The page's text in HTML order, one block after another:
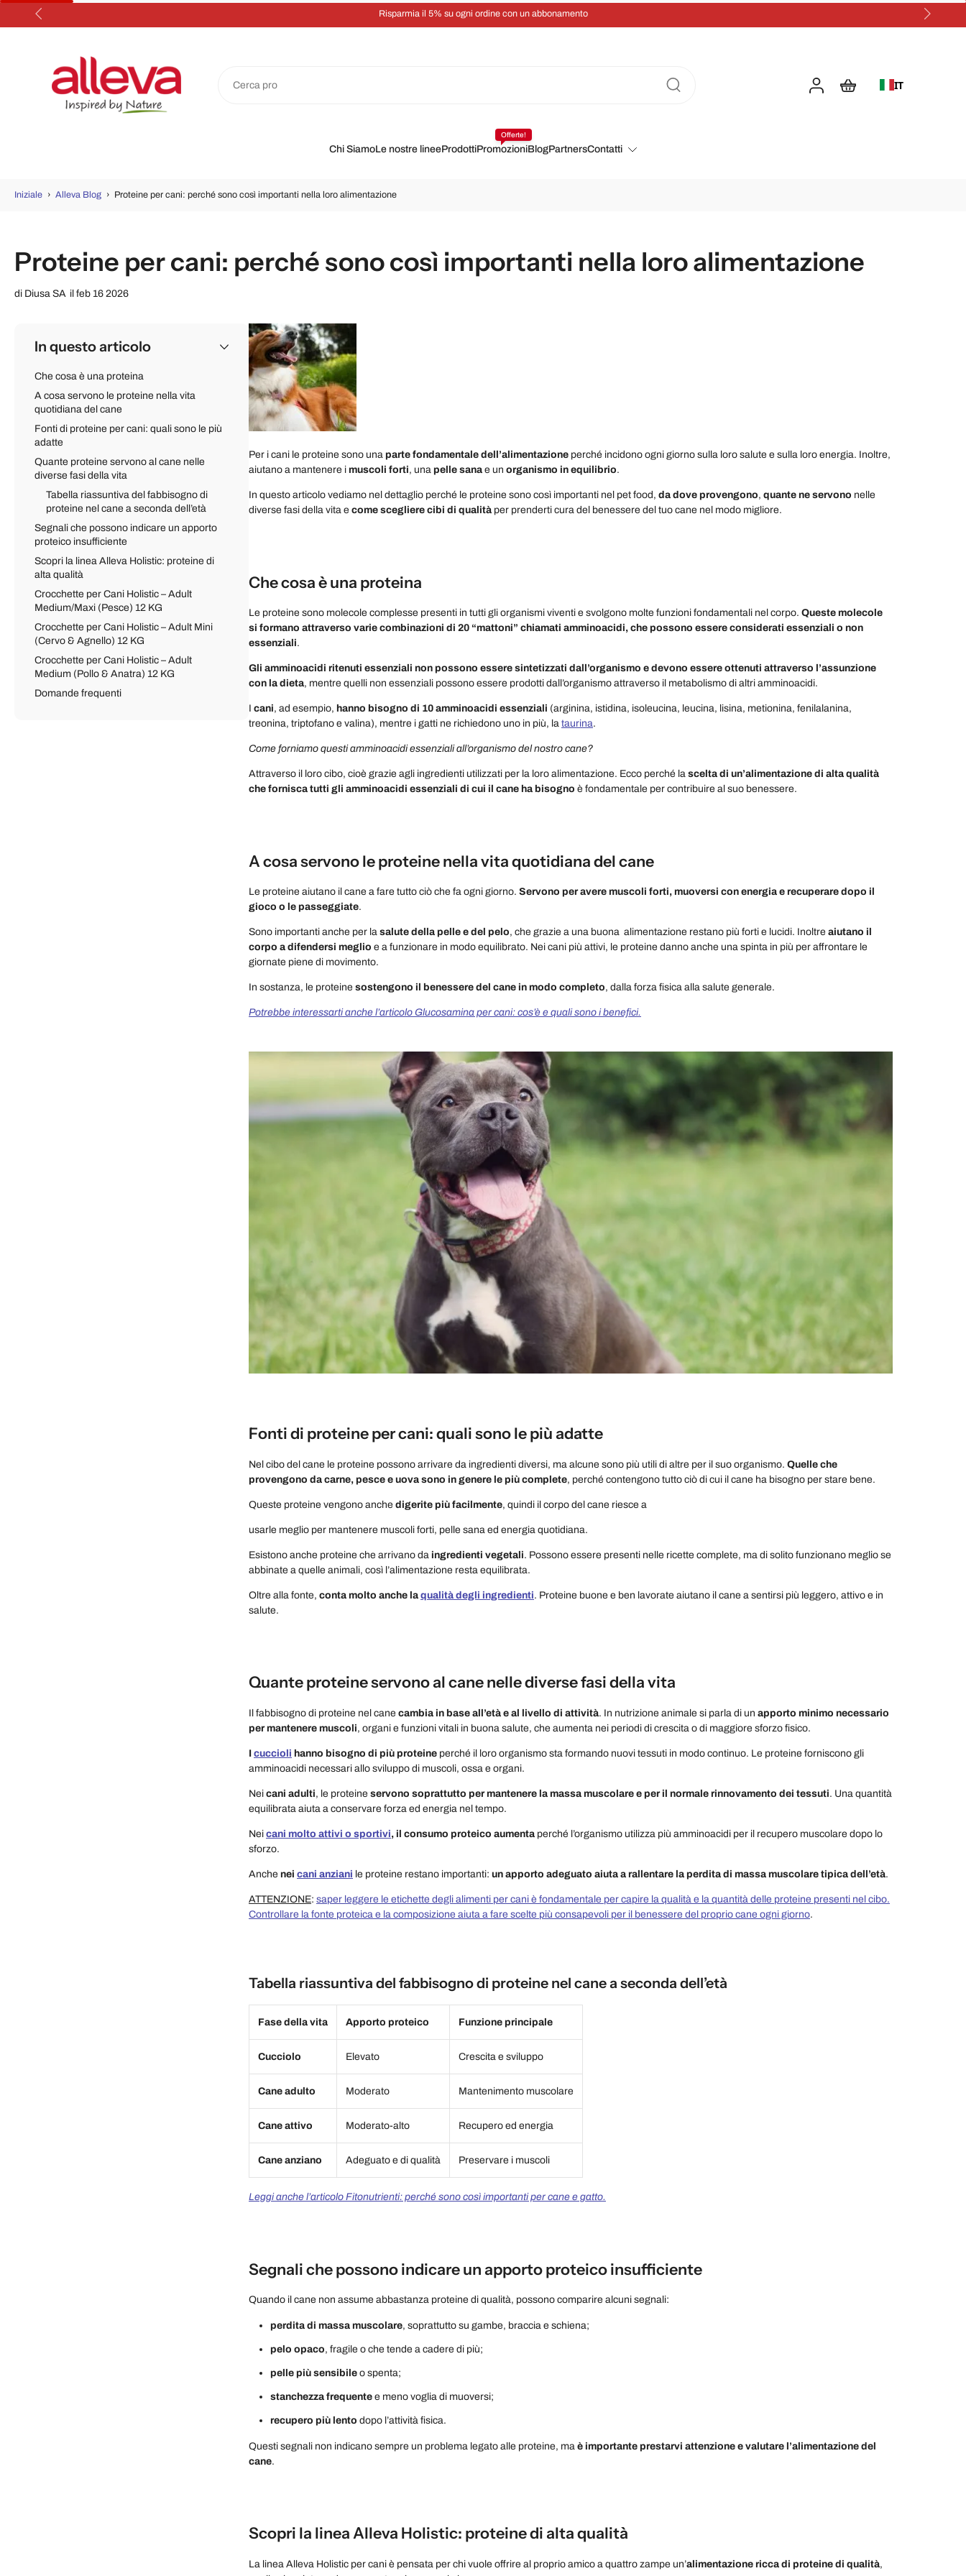
Salta
Risparmia il 5% su ogni ordine con un abbonamento
IT
Chi SiamoLe nostre lineeProdottiPromozioni
Offerte!
BlogPartnersContatti
Iniziale › Alleva Blog › Proteine per cani: perché sono così importanti nella loro alimentazione
Proteine per cani: perché sono così importanti nella loro alimentazione
di Diusa SA il feb 16 2026
In questo articolo
Che cosa è una proteina
A cosa servono le proteine nella vita
quotidiana del cane
Fonti di proteine per cani: quali sono le più
adatte
Quante proteine servono al cane nelle
diverse fasi della vita
Tabella riassuntiva del fabbisogno di
proteine nel cane a seconda dell’età
Segnali che possono indicare un apporto
proteico insufficiente
Scopri la linea Alleva Holistic: proteine di
alta qualità
Crocchette per Cani Holistic – Adult
Medium/Maxi (Pesce) 12 KG
Crocchette per Cani Holistic – Adult Mini
(Cervo & Agnello) 12 KG
Crocchette per Cani Holistic – Adult
Medium (Pollo & Anatra) 12 KG
Domande frequenti
Per i cani le proteine sono una parte fondamentale dell’alimentazione perché incidono ogni giorno sulla loro salute e sulla loro energia. Inoltre,
aiutano a mantenere i muscoli forti, una pelle sana e un organismo in equilibrio.
In questo articolo vediamo nel dettaglio perché le proteine sono così importanti nel pet food, da dove provengono, quante ne servono nelle
diverse fasi della vita e come scegliere cibi di qualità per prenderti cura del benessere del tuo cane nel modo migliore.
Che cosa è una proteina
Le proteine ​​sono molecole complesse presenti in tutti gli organismi viventi e svolgono molte funzioni fondamentali nel corpo. Queste molecole
si formano attraverso varie combinazioni di 20 “mattoni” chiamati amminoacidi, che possono essere considerati essenziali o non
essenziali.
Gli amminoacidi ritenuti essenziali non possono essere sintetizzati dall’organismo e devono essere ottenuti attraverso l’assunzione
con la dieta, mentre quelli non essenziali possono essere prodotti dall’organismo attraverso il metabolismo di altri amminoacidi.
I cani, ad esempio, hanno bisogno di 10 amminoacidi essenziali (arginina, istidina, isoleucina, leucina, lisina, metionina, fenilalanina,
treonina, triptofano e valina), mentre i gatti ne richiedono uno in più, la taurina.
Come forniamo questi amminoacidi essenziali all’organismo del nostro cane?
Attraverso il loro cibo, cioè grazie agli ingredienti utilizzati per la loro alimentazione. Ecco perché la scelta di un’alimentazione di alta qualità
che fornisca tutti gli amminoacidi essenziali di cui il cane ha bisogno è fondamentale per contribuire al suo benessere.
A cosa servono le proteine nella vita quotidiana del cane
Le proteine aiutano il cane a fare tutto ciò che fa ogni giorno. Servono per avere muscoli forti, muoversi con energia e recuperare dopo il
gioco o le passeggiate.
Sono importanti anche per la salute della pelle e del pelo, che grazie a una buona alimentazione restano più forti e lucidi. Inoltre aiutano il
corpo a difendersi meglio e a funzionare in modo equilibrato. Nei cani più attivi, le proteine danno anche una spinta in più per affrontare le
giornate piene di movimento.
In sostanza, le proteine sostengono il benessere del cane in modo completo, dalla forza fisica alla salute generale.
Potrebbe interessarti anche l’articolo Glucosamina per cani: cos’è e quali sono i benefici.
Fonti di proteine per cani: quali sono le più adatte
Nel cibo del cane le proteine possono arrivare da ingredienti diversi, ma alcune sono più utili di altre per il suo organismo. Quelle che
provengono da carne, pesce e uova sono in genere le più complete, perché contengono tutto ciò di cui il cane ha bisogno per stare bene.
Queste proteine vengono anche digerite più facilmente, quindi il corpo del cane riesce a
usarle meglio per mantenere muscoli forti, pelle sana ed energia quotidiana.
Esistono anche proteine che arrivano da ingredienti vegetali. Possono essere presenti nelle ricette complete, ma di solito funzionano meglio se
abbinate a quelle animali, così l’alimentazione resta equilibrata.
Oltre alla fonte, conta molto anche la qualità degli ingredienti. Proteine buone e ben lavorate aiutano il cane a sentirsi più leggero, attivo e in
salute.
Quante proteine servono al cane nelle diverse fasi della vita
Il fabbisogno di proteine nel cane cambia in base all’età e al livello di attività. In nutrizione animale si parla di un apporto minimo necessario
per mantenere muscoli, organi e funzioni vitali in buona salute, che aumenta nei periodi di crescita o di maggiore sforzo fisico.
I cuccioli hanno bisogno di più proteine perché il loro organismo sta formando nuovi tessuti in modo continuo. Le proteine forniscono gli
amminoacidi necessari allo sviluppo di muscoli, ossa e organi.
Nei cani adulti, le proteine servono soprattutto per mantenere la massa muscolare e per il normale rinnovamento dei tessuti. Una quantità
equilibrata aiuta a conservare forza ed energia nel tempo.
Nei cani molto attivi o sportivi, il consumo proteico aumenta perché l’organismo utilizza più amminoacidi per il recupero muscolare dopo lo
sforzo.
Anche nei cani anziani le proteine restano importanti: un apporto adeguato aiuta a rallentare la perdita di massa muscolare tipica dell’età.
ATTENZIONE: saper leggere le etichette degli alimenti per cani è fondamentale per capire la qualità e la quantità delle proteine presenti nel cibo.
Controllare la fonte proteica e la composizione aiuta a fare scelte più consapevoli per il benessere del proprio cane ogni giorno.
Tabella riassuntiva del fabbisogno di proteine nel cane a seconda dell’età
Fase della vita Apporto proteico Funzione principale
Cucciolo Elevato Crescita e sviluppo
Cane adulto Moderato Mantenimento muscolare
Cane attivo Moderato-alto Recupero ed energia
Cane anziano Adeguato e di qualità Preservare i muscoli
Leggi anche l’articolo Fitonutrienti: perché sono così importanti per cane e gatto.
Segnali che possono indicare un apporto proteico insufficiente
Quando il cane non assume abbastanza proteine di qualità, possono comparire alcuni segnali:
perdita di massa muscolare, soprattutto su gambe, braccia e schiena;
pelo opaco, fragile o che tende a cadere di più;
pelle più sensibile o spenta;
stanchezza frequente e meno voglia di muoversi;
recupero più lento dopo l’attività fisica.
Questi segnali non indicano sempre un problema legato alle proteine, ma è importante prestarvi attenzione e valutare l’alimentazione del
cane.
Scopri la linea Alleva Holistic: proteine di alta qualità
La linea Alleva Holistic per cani è pensata per chi vuole offrire al proprio amico a quattro zampe un’alimentazione ricca di proteine di qualità,